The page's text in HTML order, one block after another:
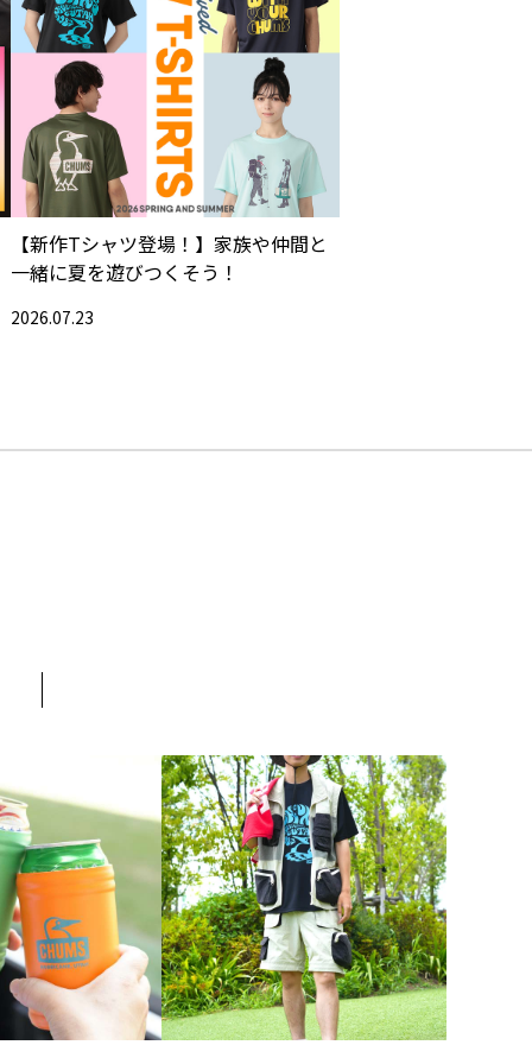
【新作Tシャツ登場！】家族や仲間と
一緒に夏を遊びつくそう！
2026.07.23